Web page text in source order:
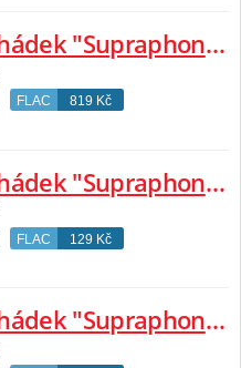
Album pohádek "Supraphon dětem" 1-10
FLAC 819 Kč
Album pohádek "Supraphon dětem" 9. (O housátku Loudálkovi, Co vykonala kávová lžička, Princezna z třešňového království...)
FLAC 129 Kč
Album pohádek "Supraphon dětem" 1. (Popelka, Stolečku, prostři se, Kocour v botách....)